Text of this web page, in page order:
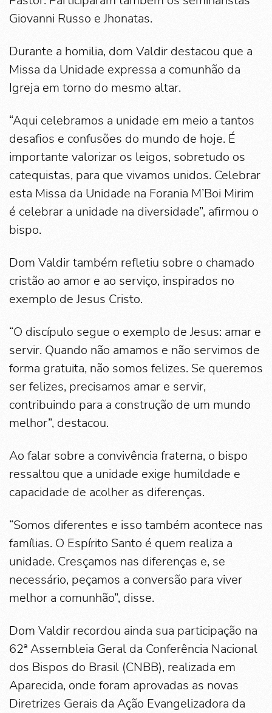
Giovanni Russo e Jhonatas.
Durante a homilia, dom Valdir destacou que a
Missa da Unidade expressa a comunhão da
Igreja em torno do mesmo altar.
“Aqui celebramos a unidade em meio a tantos
desafios e confusões do mundo de hoje. É
importante valorizar os leigos, sobretudo os
catequistas, para que vivamos unidos. Celebrar
esta Missa da Unidade na Forania M’Boi Mirim
é celebrar a unidade na diversidade”, afirmou o
bispo.
Dom Valdir também refletiu sobre o chamado
cristão ao amor e ao serviço, inspirados no
exemplo de Jesus Cristo.
“O discípulo segue o exemplo de Jesus: amar e
servir. Quando não amamos e não servimos de
forma gratuita, não somos felizes. Se queremos
ser felizes, precisamos amar e servir,
contribuindo para a construção de um mundo
melhor”, destacou.
Ao falar sobre a convivência fraterna, o bispo
ressaltou que a unidade exige humildade e
capacidade de acolher as diferenças.
“Somos diferentes e isso também acontece nas
famílias. O Espírito Santo é quem realiza a
unidade. Cresçamos nas diferenças e, se
necessário, peçamos a conversão para viver
melhor a comunhão”, disse.
Dom Valdir recordou ainda sua participação na
62ª Assembleia Geral da Conferência Nacional
dos Bispos do Brasil (CNBB), realizada em
Aparecida, onde foram aprovadas as novas
Diretrizes Gerais da Ação Evangelizadora da